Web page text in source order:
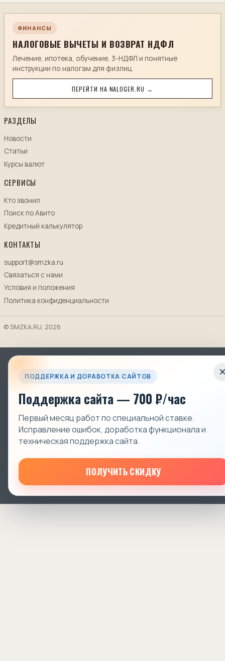
ФИНАНСЫ
НАЛОГОВЫЕ ВЫЧЕТЫ И ВОЗВРАТ НДФЛ
Лечение, ипотека, обучение, 3-НДФЛ и понятные
инструкции по налогам для физлиц.
ПЕРЕЙТИ НА NALOGER.RU →
РАЗДЕЛЫ
Новости
Статьи
Курсы валют
СЕРВИСЫ
Кто звонил
Поиск по Авито
Кредитный калькулятор
КОНТАКТЫ
support@smzka.ru
Связаться с нами
Условия и положения
Политика конфиденциальности
© SMZKA.RU, 2026
ПОДДЕРЖКА И ДОРАБОТКА САЙТОВ
Поддержка сайта — 700 ₽/час
Первый месяц работ по специальной ставке.
Исправление ошибок, доработка функционала и
техническая поддержка сайта.
ПОЛУЧИТЬ СКИДКУ